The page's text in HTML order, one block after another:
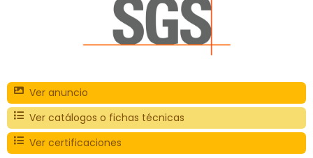
Ver anuncio
Ver catálogos o fichas técnicas
Ver certificaciones